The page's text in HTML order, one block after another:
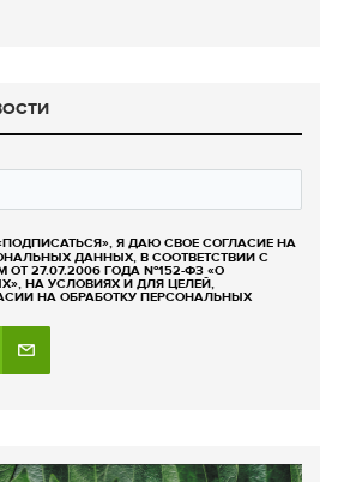
Я ДАЮ СВОЕ СОГЛАСИЕ НА
ДАННЫХ, В СООТВЕТСТВИИ С
27.07.2006 ГОДА №152-ФЗ «О
НА УСЛОВИЯХ И ДЛЯ ЦЕЛЕЙ,
НА ОБРАБОТКУ ПЕРСОНАЛЬНЫХ